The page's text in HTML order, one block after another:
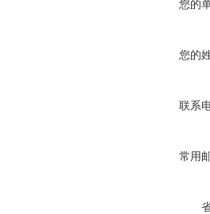
您的
您的
联系
常用